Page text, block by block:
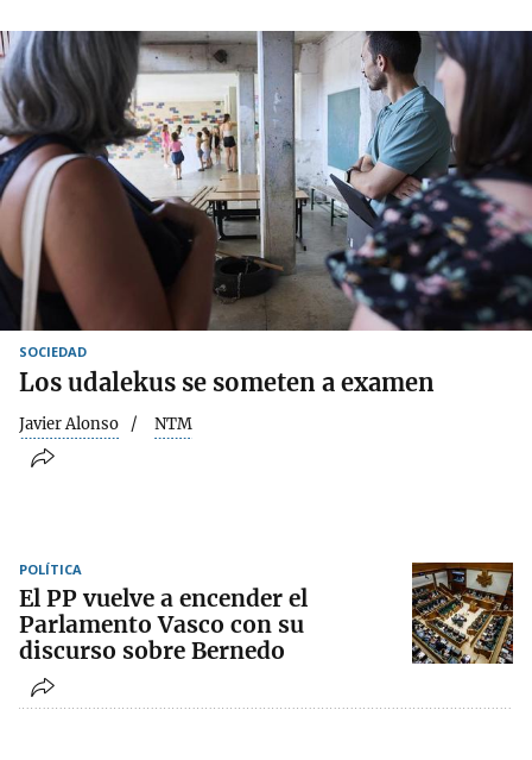
SOCIEDAD
Los udalekus se someten a examen
Javier Alonso NTM
POLÍTICA
El PP vuelve a encender el
Parlamento Vasco con su
discurso sobre Bernedo